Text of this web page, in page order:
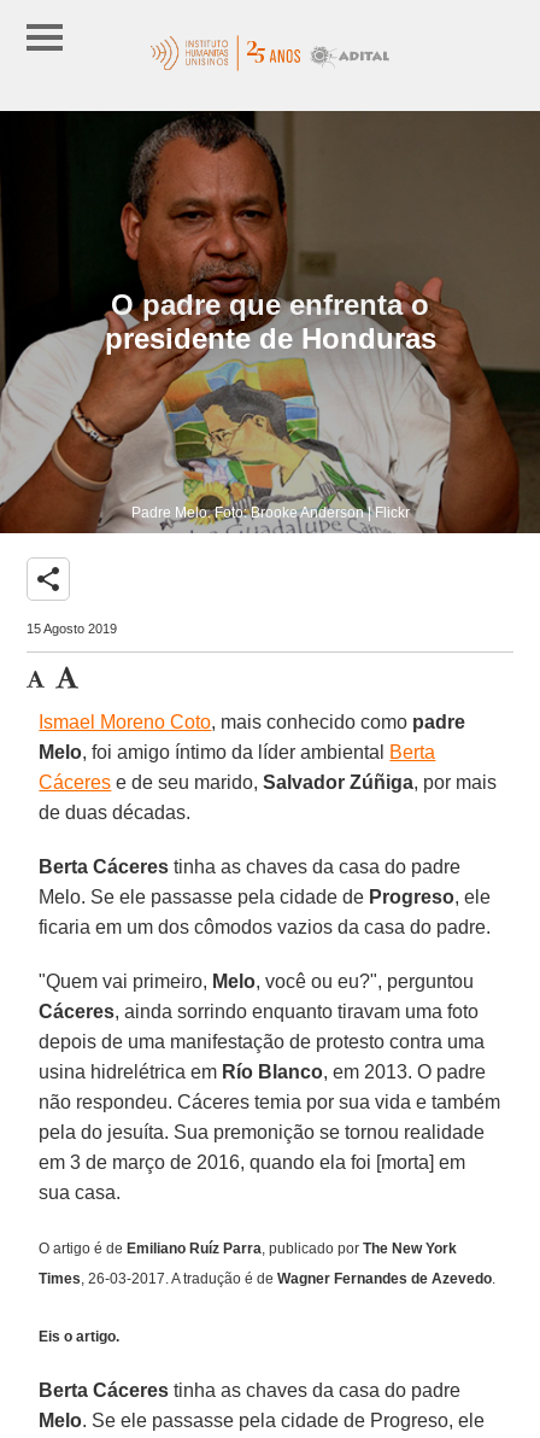
O padre que enfrenta o
presidente de Honduras
Padre Melo. Foto: Brooke Anderson | Flickr
share
15 Agosto 2019
Ismael Moreno Coto, mais conhecido como padre
Melo, foi amigo íntimo da líder ambiental Berta
Cáceres e de seu marido,Salvador Zúñiga, por mais
de duas décadas.
Berta Cáceres tinha as chaves da casa do padre
Melo. Se ele passasse pela cidade de Progreso, ele
ficaria em um dos cômodos vazios da casa do padre.
"Quem vai primeiro, Melo, você ou eu?", perguntou
Cáceres, ainda sorrindo enquanto tiravam uma foto
depois de uma manifestação de protesto contra uma
usina hidrelétrica em Río Blanco, em 2013. O padre
não respondeu. Cáceres temia por sua vida e também
pela do jesuíta. Sua premonição se tornou realidade
em 3 de março de 2016, quando ela foi [morta] em
sua casa.
O artigo é deEmiliano Ruíz Parra , publicado porThe New York
Times , 26-03-2017. A tradução é deWagner Fernandes de Azevedo
Eis o artigo.
Berta Cáceres tinha as chaves da casa do padre
Melo. Se ele passasse pela cidade de Progreso, ele